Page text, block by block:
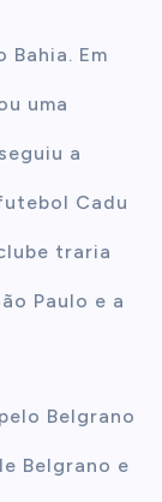
Em
uma
a
Cadu
traria
Paulo e a
Belgrano
Belgrano e